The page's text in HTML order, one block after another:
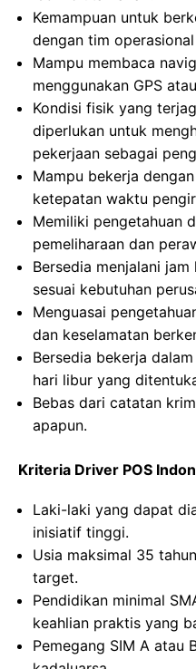
Kemampuan untuk
dengan tim
Mampu membaca
menggunakan GPS
Kondisi fisik yang
diperlukan untuk
pekerjaan sebagai
Mampu bekerja
ketepatan waktu
Memiliki pengetahuan
pemeliharaan dan
Bersedia menjalani
sesuai kebutuhan
Menguasai
dan keselamatan
Bersedia bekerja
hari libur yang
Bebas dari catatan
apapun.
Kriteria Driver POS
Laki-laki yang dapat
inisiatif tinggi.
Usia maksimal 35
target.
Pendidikan minimal
keahlian praktis yang
Pemegang SIM A atau